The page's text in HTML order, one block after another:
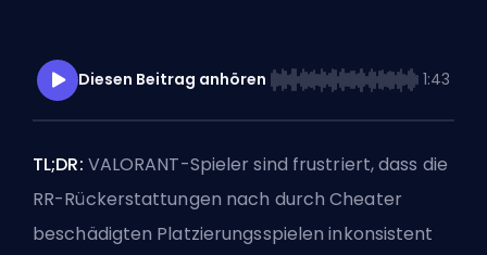
Diesen Beitrag anhören 1:43
TL;DR: VALORANT-Spieler sind frustriert, dass die
RR-Rückerstattungen nach durch Cheater
beschädigten Platzierungsspielen inkonsistent